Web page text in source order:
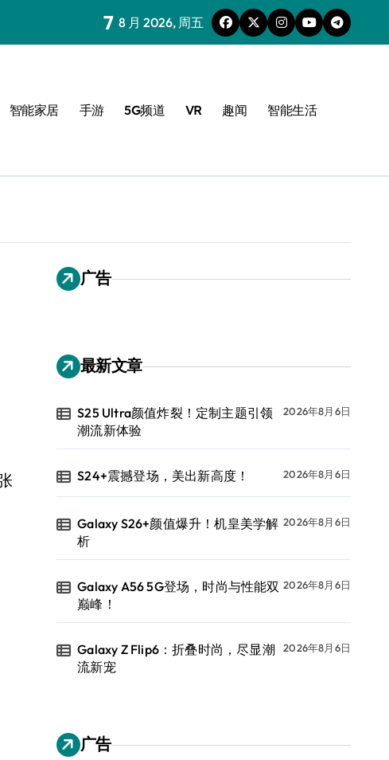
7 8 月 2026, 周五
智能家居 手游 5G频道 VR 趣闻 智能生活
广告
最新文章
S25 Ultra颜值炸裂！定制主题引领
潮流新体验
2026年8月6日
S24+震撼登场，美出新高度！ 2026年8月6日
Galaxy S26+颜值爆升！机皇美学解
析
2026年8月6日
Galaxy A56 5G登场，时尚与性能双
巅峰！
2026年8月6日
Galaxy Z Flip6：折叠时尚，尽显潮
流新宠
2026年8月6日
广告